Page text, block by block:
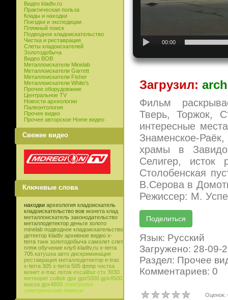
Видео kladtv.ru
Практическая польза
Клады и находки
Поездки и экспедиции
Пляжный поиск
Подводное кладоискательство
Чистка и реставрация
Слеты кладоискателей
Золотодобыча
Видео ВОВ
Металлоискатели Minelab
Металлоискатели Garrett
Металлоискатели Fisher
Металлоискатели White’s
Прочее оборудование
Центральное TV
Новости археологии
Палеонтология
Прочее видео
Прочее авторское Home видео
Свежее видео
Ключевые слова
находки археология кладоискатель
кладоискательство вов монета клад
металлоискатель законодательство
металлодетектор деньги золото
minelab подводное кладоискательство
детектор kladtv архивное видео x-
terra танк золотодобыча самолет слет
пляж обучение клуб kladtv,ru x-terra
705 катушка авто дискриминация
реставрация металлодетектор e-trac
x-terra 305 x-terra 505 фппр чистка
монет e-trac лоток excalibur стх 3030
метеорит coiltek gpx gpx5000 gpx4500
маска gpx4800 электролиз
электрические помехи
00:00
Загрузил:
Фильм
Тверь, Торжок,
интересные
Знаменское-
храмы в
Селигер, исток
Столобенская
В.Серова в
Режиссер: М.
Язык: Русский
Загружено: 28-09-
Раздел: Прочее
Комментариев: 0
Оценок: